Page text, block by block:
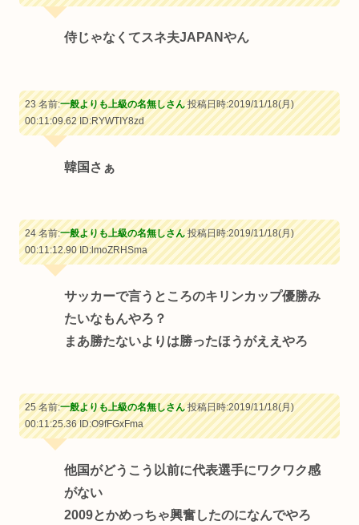
侍じゃなくてスネ夫JAPANやん
23 名前:一般よりも上級の名無しさん投稿日時:2019/11/18(月)
00:11:09.62ID:RYWTIY8zd
韓国さぁ
24 名前:一般よりも上級の名無しさん投稿日時:2019/11/18(月)
00:11:12.90ID:lmoZRHSma
サッカーで言うところのキリンカップ優勝み
たいなもんやろ？
まあ勝たないよりは勝ったほうがええやろ
25 名前:一般よりも上級の名無しさん投稿日時:2019/11/18(月)
00:11:25.36ID:O9fFGxFma
他国がどうこう以前に代表選手にワクワク感
がない
2009とかめっちゃ興奮したのになんでやろ